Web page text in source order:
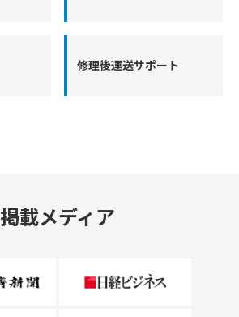
修理後運送サポート
掲載メディア